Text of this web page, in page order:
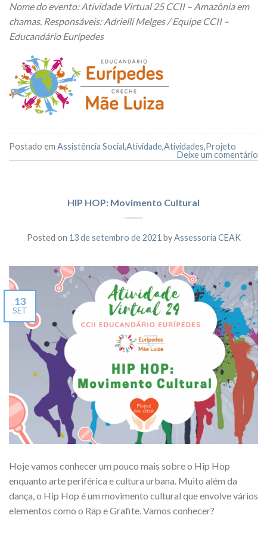
Nome do evento: Atividade Virtual 25 CCII – Amazônia em
chamas. Responsáveis: Adrielli Melges / Equipe CCII –
Educandário Eurípedes
Postado em Assistência Social,Atividade,Atividades,Projeto
Deixe um comentário
HIP HOP: Movimento Cultural
Posted on 13 de setembro de 2021 byAssessoria CEAK
13
SET
Hoje vamos conhecer um pouco mais sobre o Hip Hop
enquanto arte periférica e cultura urbana. Muito além da
dança, o Hip Hop é um movimento cultural que envolve vários
elementos como o Rap e Grafite. Vamos conhecer?